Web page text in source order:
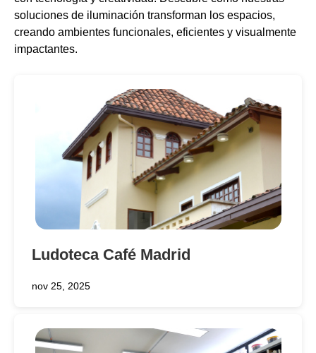
soluciones de iluminación transforman los espacios,
creando ambientes funcionales, eficientes y visualmente
impactantes.
Ludoteca Café Madrid
nov 25, 2025